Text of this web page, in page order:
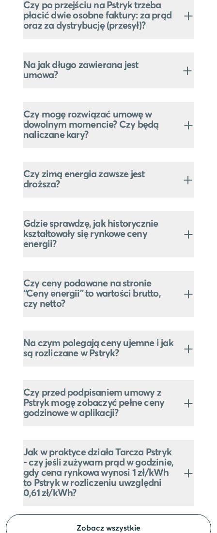
Czy po przejściu na Pstryk trzeba
płacić dwie osobne faktury: za prąd
oraz za dystrybucję (przesył)?
Na jak długo zawierana jest
umowa?
Czy mogę rozwiązać umowę w
dowolnym momencie? Czy będą
naliczane kary?
Czy zimą energia zawsze jest
droższa?
Gdzie sprawdzę, jak historycznie
kształtowały się rynkowe ceny
energii?
Czy ceny podawane na stronie
“Ceny energii” to wartości brutto,
czy netto?
Na czym polegają ceny ujemne i jak
są rozliczane w Pstryk?
Czy przed podpisaniem umowy z
Pstryk mogę zobaczyć pełne ceny
godzinowe w aplikacji?
Jak w praktyce działa Tarcza Pstryk
- czy jeśli zużywam prąd w godzinie,
gdy cena rynkowa wynosi 1 zł/kWh
to Pstryk w rozliczeniu uwzględni
0,61 zł/kWh?
Zobacz wszystkie